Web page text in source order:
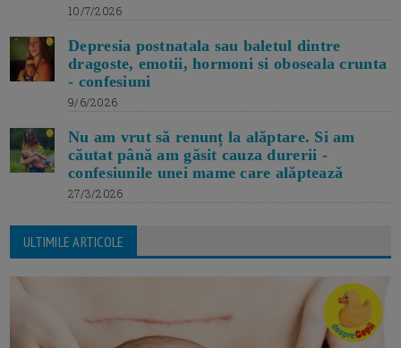
10/7/2026
Depresia postnatala sau baletul dintre
dragoste, emotii, hormoni si oboseala crunta
- confesiuni
9/6/2026
Nu am vrut să renunț la alăptare. Si am
căutat până am găsit cauza durerii -
confesiunile unei mame care alăptează
27/3/2026
ULTIMILE ARTICOLE